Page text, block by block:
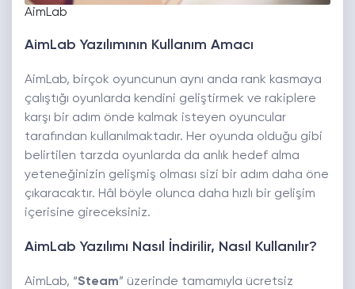
AimLab
AimLab Yazılımının Kullanım Amacı
AimLab, birçok oyuncunun aynı anda rank kasmaya
çalıştığı oyunlarda kendini geliştirmek ve rakiplere
karşı bir adım önde kalmak isteyen oyuncular
tarafından kullanılmaktadır. Her oyunda olduğu gibi
belirtilen tarzda oyunlarda da anlık hedef alma
yeteneğinizin gelişmiş olması sizi bir adım daha öne
çıkaracaktır. Hâl böyle olunca daha hızlı bir gelişim
içerisine gireceksiniz.
AimLab Yazılımı Nasıl İndirilir, Nasıl Kullanılır?
AimLab, “Steam” üzerinde tamamıyla ücretsiz